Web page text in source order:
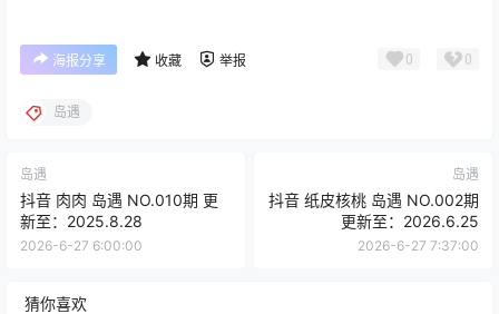
海报分享 收藏 举报 0 0
岛遇
岛遇
抖音 肉肉 岛遇 NO.010期 更
新至：2025.8.28
2026-6-27 6:00:00
岛遇
抖音 纸皮核桃 岛遇 NO.002期
更新至：2026.6.25
2026-6-27 7:37:00
猜你喜欢